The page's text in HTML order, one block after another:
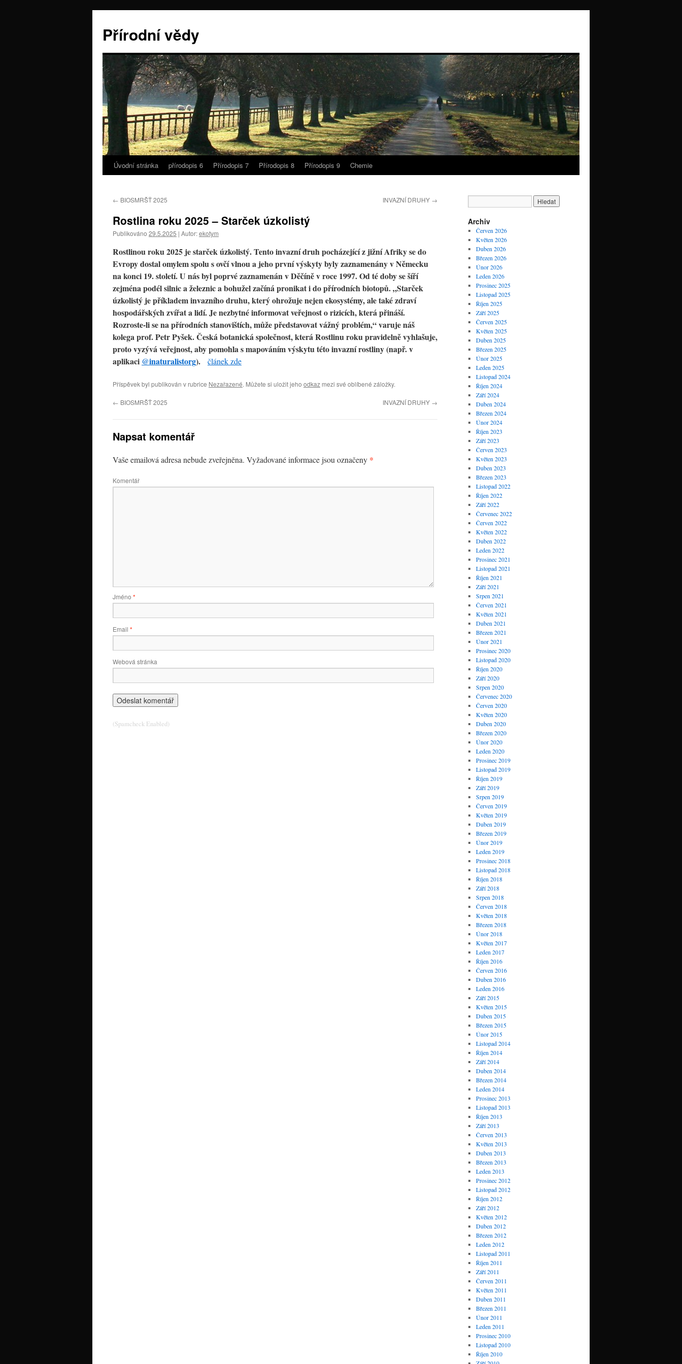
Přírodní vědy
Úvodní stránka přírodopis 6 Přírodopis 7 Přírodopis 8 Přírodopis 9 Chemie
← BIOSMRŠŤ 2025 INVAZNÍ DRUHY →
Rostlina roku 2025 – Starček úzkolistý
Publikováno 29.5.2025 | Autor:ekotym
Rostlinou roku 2025 je starček úzkolistý. Tento invazní druh pocházející z jižní Afriky se do
Evropy dostal omylem spolu s ovčí vlnou a jeho první výskyty byly zaznamenány v Německu
na konci 19. století. U nás byl poprvé zaznamenán v Děčíně v roce 1997. Od té doby se šíří
zejména podél silnic a železnic a bohužel začíná pronikat i do přírodních biotopů. „Starček
úzkolistý je příkladem invazního druhu, který ohrožuje nejen ekosystémy, ale také zdraví
hospodářských zvířat a lidí. Je nezbytné informovat veřejnost o rizicích, která přináší.
Rozroste-li se na přírodních stanovištích, může představovat vážný problém,“ varuje náš
kolega prof. Petr Pyšek. Česká botanická společnost, která Rostlinu roku pravidelně vyhlašuje,
proto vyzývá veřejnost, aby pomohla s mapováním výskytu této invazní rostliny (např. v
aplikaci @inaturalistorg). článek zde
Příspěvek byl publikován v rubrice Nezařazené. Můžete si uložit jeho odkaz mezi své oblíbené záložky.
← BIOSMRŠŤ 2025 INVAZNÍ DRUHY →
Napsat komentář
Vaše emailová adresa nebude zveřejněna. Vyžadované informace jsou označeny *
Komentář
Jméno *
Email *
Webová stránka
(Spamcheck Enabled)
Archiv
Červen 2026
Květen 2026
Duben 2026
Březen 2026
Únor 2026
Leden 2026
Prosinec 2025
Listopad 2025
Říjen 2025
Září 2025
Červen 2025
Květen 2025
Duben 2025
Březen 2025
Únor 2025
Leden 2025
Listopad 2024
Říjen 2024
Září 2024
Duben 2024
Březen 2024
Únor 2024
Říjen 2023
Září 2023
Červen 2023
Květen 2023
Duben 2023
Březen 2023
Listopad 2022
Říjen 2022
Září 2022
Červenec 2022
Červen 2022
Květen 2022
Duben 2022
Leden 2022
Prosinec 2021
Listopad 2021
Říjen 2021
Září 2021
Srpen 2021
Červen 2021
Květen 2021
Duben 2021
Březen 2021
Únor 2021
Prosinec 2020
Listopad 2020
Říjen 2020
Září 2020
Srpen 2020
Červenec 2020
Červen 2020
Květen 2020
Duben 2020
Březen 2020
Únor 2020
Leden 2020
Prosinec 2019
Listopad 2019
Říjen 2019
Září 2019
Srpen 2019
Červen 2019
Květen 2019
Duben 2019
Březen 2019
Únor 2019
Leden 2019
Prosinec 2018
Listopad 2018
Říjen 2018
Září 2018
Srpen 2018
Červen 2018
Květen 2018
Březen 2018
Únor 2018
Květen 2017
Leden 2017
Říjen 2016
Červen 2016
Duben 2016
Leden 2016
Září 2015
Květen 2015
Duben 2015
Březen 2015
Únor 2015
Listopad 2014
Říjen 2014
Září 2014
Duben 2014
Březen 2014
Leden 2014
Prosinec 2013
Listopad 2013
Říjen 2013
Září 2013
Červen 2013
Květen 2013
Duben 2013
Březen 2013
Leden 2013
Prosinec 2012
Listopad 2012
Říjen 2012
Září 2012
Květen 2012
Duben 2012
Březen 2012
Leden 2012
Listopad 2011
Říjen 2011
Září 2011
Červen 2011
Květen 2011
Duben 2011
Březen 2011
Únor 2011
Leden 2011
Prosinec 2010
Listopad 2010
Říjen 2010